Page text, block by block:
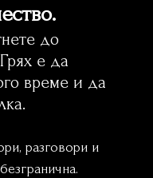
до
е да
време и да
разговори и